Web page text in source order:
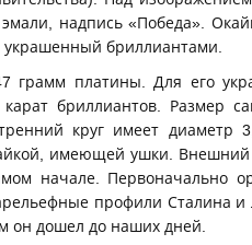
надпись «Победа».
украшенный бриллиантами.
грамм платины. Для его
бриллиантов. Размер
круг имеет диаметр
имеющей ушки. Внешний
начале. Первоначально
профили Сталина
он дошел до наших дней.